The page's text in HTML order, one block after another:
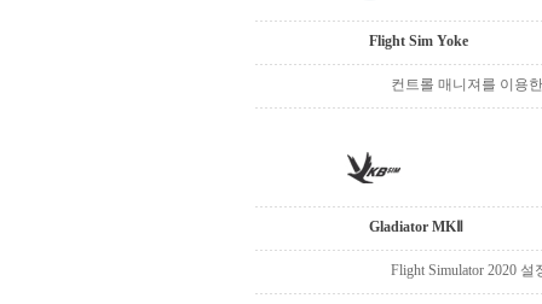
Flight Sim Yoke
컨트롤 매니져를 이용
Gladiator MKⅡ
Flight Simulator 2020 설